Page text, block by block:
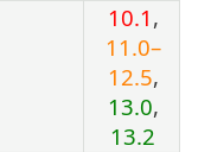
10.1 ,
11.0–
12.5,
13.0,
13.2